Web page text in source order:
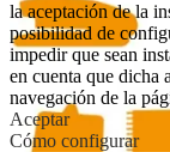
la aceptación de la
posibilidad de
impedir que sean
en cuenta que dicha
navegación de la
Aceptar
Cómo configurar